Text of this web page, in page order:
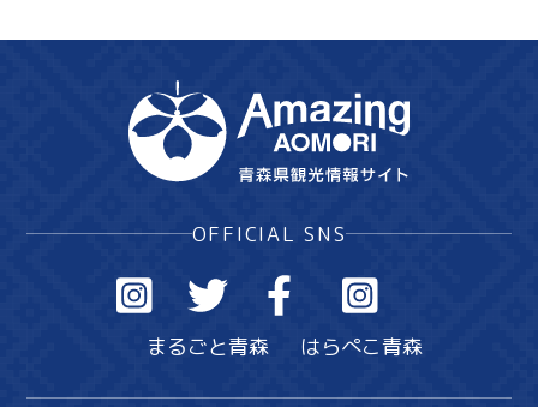
OFFICIAL SNS
まるごと青森 はらぺこ青森